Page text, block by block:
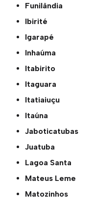
Funilândia
Ibirité
Igarapé
Inhaúma
Itabirito
Itaguara
Itatiaiuçu
Itaúna
Jaboticatubas
Juatuba
Lagoa Santa
Mateus Leme
Matozinhos